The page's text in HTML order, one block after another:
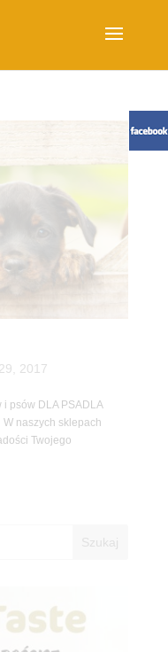
2017
DLA PSADLA
naszych sklepach
Twojego